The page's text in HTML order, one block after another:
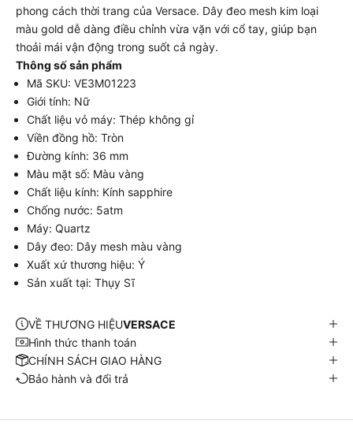
phong cách thời trang của Versace. Dây đeo mesh kim loại
màu gold dễ dàng điều chỉnh vừa vặn với cổ tay, giúp bạn
thoải mái vận động trong suốt cả ngày.
Thông số sản phẩm
Mã SKU: VE3M01223
Giới tính: Nữ
Chất liệu vỏ máy: Thép không gỉ
Viền đồng hồ: Tròn
Đường kính: 36 mm
Màu mặt số: Màu vàng
Chất liệu kính: Kính sapphire
Chống nước: 5atm
Máy: Quartz
Dây đeo: Dây mesh màu vàng
Xuất xứ thương hiệu: Ý
Sản xuất tại: Thụy Sĩ
VỀ THƯƠNG HIỆUVERSACE
Hình thức thanh toán
CHÍNH SÁCH GIAO HÀNG
Bảo hành và đổi trả